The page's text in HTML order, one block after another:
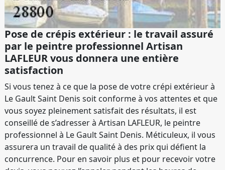
Pose de crépis extérieur : le travail assuré
par le peintre professionnel Artisan
LAFLEUR vous donnera une entière
satisfaction
Si vous tenez à ce que la pose de votre crépi extérieur à
Le Gault Saint Denis soit conforme à vos attentes et que
vous soyez pleinement satisfait des résultats, il est
conseillé de s’adresser à Artisan LAFLEUR, le peintre
professionnel à Le Gault Saint Denis. Méticuleux, il vous
assurera un travail de qualité à des prix qui défient la
concurrence. Pour en savoir plus et pour recevoir votre